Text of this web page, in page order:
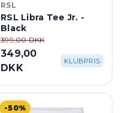
RSL
RSL Libra Tee Jr. -
Black
399,00 DKK
349,00
DKK
KLUBPRIS
-50%